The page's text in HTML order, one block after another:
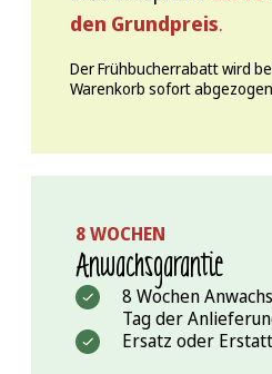
den Grundpreis.
Der Frühbucherrabatt wird
Warenkorb sofort
8 WOCHEN
Anwachs­garantie
8 Wochen
Tag der
Ersatz oder